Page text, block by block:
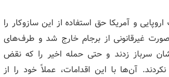
و آمریکا حق استفاده از این سازوکار را
غیرقانونی از برجام خارج شد و طرف‌های
سرباز زدند و حتی حمله اخیر را که نقض
محکوم نکردند. آن‌ها با این اقدامات، عملاً خود را از